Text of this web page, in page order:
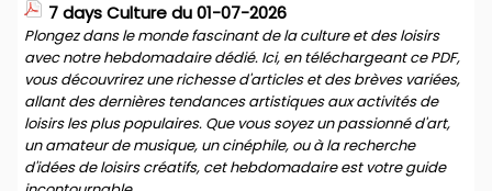
7 days Culture du 01-07-2026
Plongez dans le monde fascinant de la culture et des loisirs
avec notre hebdomadaire dédié. Ici, en téléchargeant ce PDF,
vous découvrirez une richesse d'articles et des brèves variées,
allant des dernières tendances artistiques aux activités de
loisirs les plus populaires. Que vous soyez un passionné d'art,
un amateur de musique, un cinéphile, ou à la recherche
d'idées de loisirs créatifs, cet hebdomadaire est votre guide